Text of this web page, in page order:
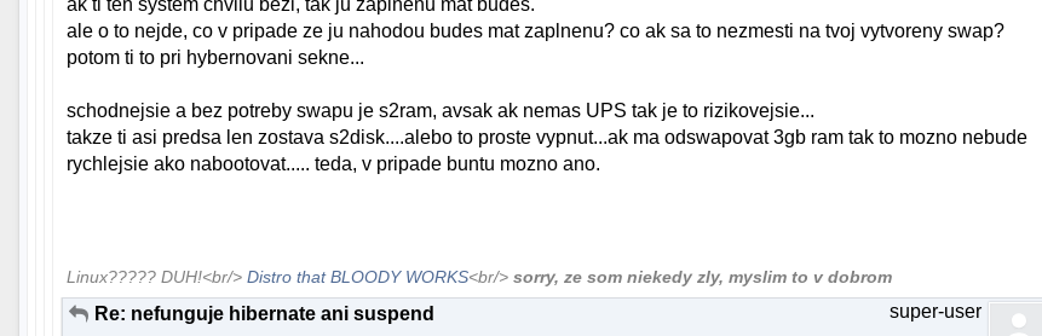
ak ti ten system chvilu bezi, tak ju zaplnenu mat budes.
ale o to nejde, co v pripade ze ju nahodou budes mat zaplnenu? co ak sa to nezmesti na tvoj vytvoreny swap?
potom ti to pri hybernovani sekne...
schodnejsie a bez potreby swapu je s2ram, avsak ak nemas UPS tak je to rizikovejsie...
takze ti asi predsa len zostava s2disk....alebo to proste vypnut...ak ma odswapovat 3gb ram tak to mozno nebude
rychlejsie ako nabootovat..... teda, v pripade buntu mozno ano.
Linux????? DUH!<br/>Distro that BLOODY WORKS<br/>sorry, ze som niekedy zly, myslim to v dobrom
Re: nefunguje hibernate ani suspend super-user